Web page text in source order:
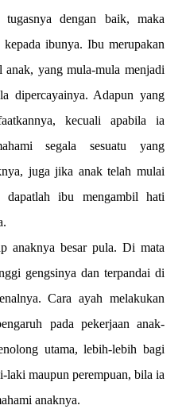
dengan baik, maka
ibunya. Ibu merupakan
yang mula-mula menjadi
dipercayainya. Adapun yang
kecuali apabila ia
segala sesuatu yang
juga jika anak telah mulai
dapatlah ibu mengambil hati
anaknya besar pula. Di mata
gengsinya dan terpandai di
Cara ayah melakukan
pada pekerjaan anak-
utama, lebih-lebih bagi
laki maupun perempuan, bila ia
anaknya.